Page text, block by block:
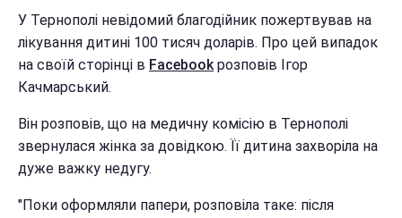
У Тернополі невідомий благодійник пожертвував на
лікування дитині 100 тисяч доларів. Про цей випадок
на своїй сторінці в Facebookрозповів Ігор
Качмарський.
Він розповів, що на медичну комісію в Тернополі
звернулася жінка за довідкою. Її дитина захворіла на
дуже важку недугу.
"Поки оформляли папери, розповіла таке: після